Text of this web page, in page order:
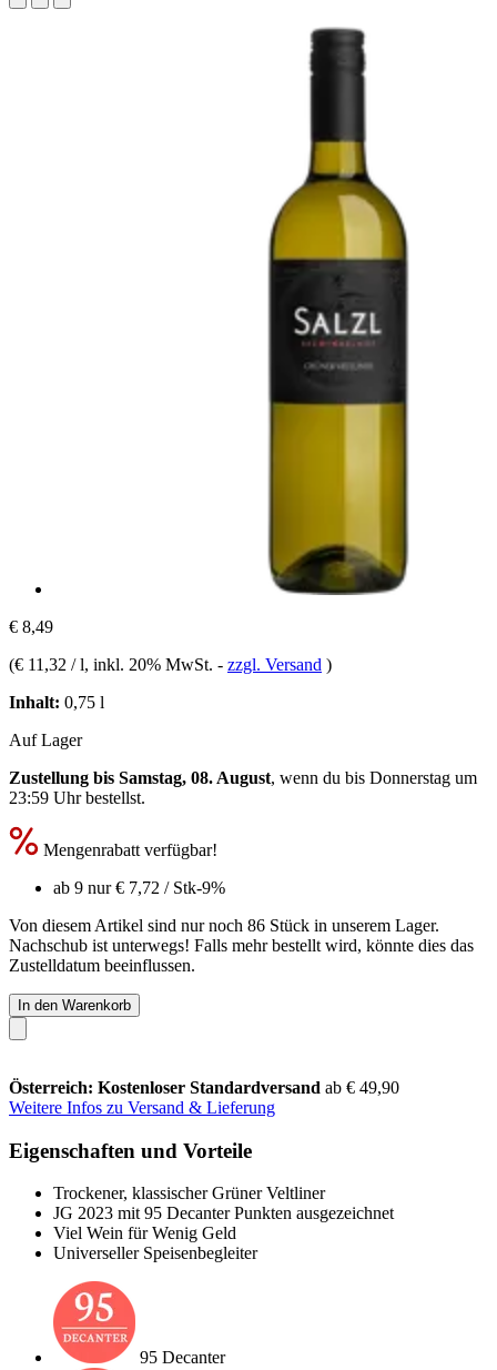
€ 8,49
(€ 11,32 / l, inkl. 20% MwSt. - zzgl. Versand )
Inhalt: 0,75 l
Auf Lager
Zustellung bis Samstag, 08. August, wenn du bis Donnerstag um
23:59 Uhrbestellst.
Mengenrabatt verfügbar!
ab 9 nur€ 7,72 / Stk-9%
Von diesem Artikel sind nur noch 86 Stück in unserem Lager.
Nachschub ist unterwegs! Falls mehr bestellt wird, könnte dies das
Zustelldatum beeinflussen.
In den Warenkorb
Österreich: Kostenloser Standardversand ab € 49,90
Weitere Infos zu Versand & Lieferung
Eigenschaften und Vorteile
Trockener, klassischer Grüner Veltliner
JG 2023 mit 95 Decanter Punkten ausgezeichnet
Viel Wein für Wenig Geld
Universeller Speisenbegleiter
95 Decanter